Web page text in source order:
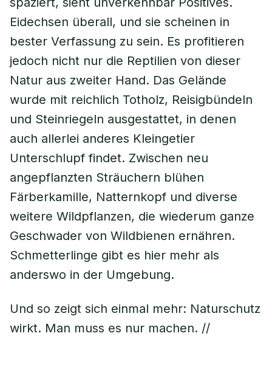
Eidechsen überall, und sie scheinen in
bester Verfassung zu sein. Es profitieren
jedoch nicht nur die Reptilien von dieser
Natur aus zweiter Hand. Das Gelände
wurde mit reichlich Totholz, Reisigbündeln
und Steinriegeln ausgestattet, in denen
auch allerlei anderes Kleingetier
Unterschlupf findet. Zwischen neu
angepflanzten Sträuchern blühen
Färberkamille, Natternkopf und diverse
weitere Wildpflanzen, die wiederum ganze
Geschwader von Wildbienen ernähren.
Schmetterlinge gibt es hier mehr als
anderswo in der Umgebung.
Und so zeigt sich einmal mehr: Naturschutz
wirkt. Man muss es nur machen. //